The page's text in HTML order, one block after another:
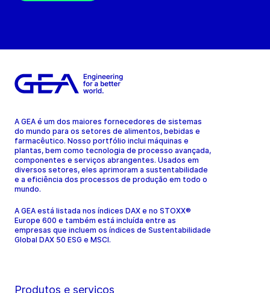
A GEA é um dos maiores fornecedores de sistemas
do mundo para os setores de alimentos, bebidas e
farmacêutico. Nosso portfólio inclui máquinas e
plantas, bem como tecnologia de processo avançada,
componentes e serviços abrangentes. Usados em
diversos setores, eles aprimoram a sustentabilidade
e a eficiência dos processos de produção em todo o
mundo.
A GEA está listada nos índices DAX e no STOXX®
Europe 600 e também está incluída entre as
empresas que incluem os índices de Sustentabilidade
Global DAX 50 ESG e MSCI.
Produtos e serviços